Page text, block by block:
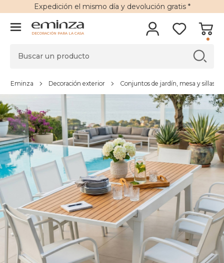
Expedición el mismo día y devolución gratis*
DECORACIÓN PARA LA CASA
Eminza Decoración exterior Conjuntos de jardín, mesa y sillas